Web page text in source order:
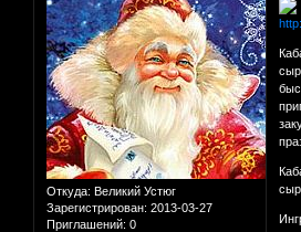
Откуда: Великий Устюг
Зарегистрирован: 2013-03-27
Приглашений: 0